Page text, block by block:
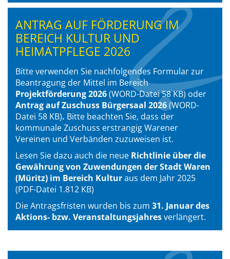
ANTRAG AUF FÖRDERUNG IM
BEREICH KULTUR UND
HEIMATPFLEGE 2026
Bitte verwenden Sie nachfolgendes Formular zur
Beantragung der Mittel im Bereich
Projektförderung 2026(WORD-Datei 58 KB) oder
Antrag auf Zuschuss Bürgersaal 2026(WORD-
Datei 58 KB). Bitte beachten Sie, dass der
kommunale Zuschuss erstrangig Warener
Vereinen und Verbänden zuzuweisen ist.
Lesen Sie dazu auch die neue Richtlinie über die
Gewährung von Zuwendungen der Stadt Waren
(Müritz) im Bereich Kulturaus dem Jahr 2025
(PDF-Datei 1.812 KB)
Die Antragsfristen wurden bis zum 31. Januar des
Aktions- bzw. Veranstaltungsjahresverlängert.